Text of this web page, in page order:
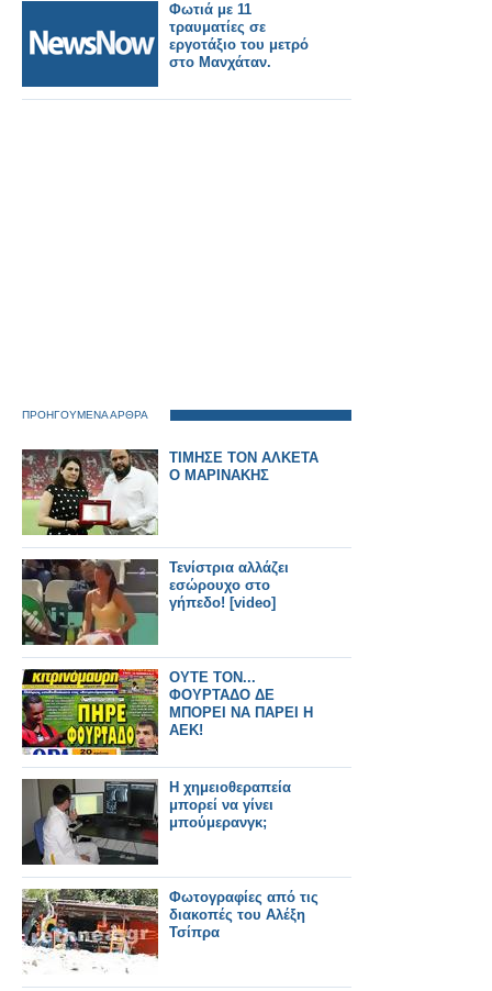
Φωτιά με 11
τραυματίες σε
εργοτάξιο του μετρό
στο Μανχάταν.
ΠΡΟΗΓΟΥΜΕΝΑ ΑΡΘΡΑ
ΤΙΜΗΣΕ ΤΟΝ ΑΛΚΕΤΑ
Ο ΜΑΡΙΝΑΚΗΣ
Τενίστρια αλλάζει
εσώρουχο στο
γήπεδο! [video]
ΟΥΤΕ ΤΟΝ...
ΦΟΥΡΤΑΔΟ ΔΕ
ΜΠΟΡΕΙ ΝΑ ΠΑΡΕΙ Η
ΑΕΚ!
Η χημειοθεραπεία
μπορεί να γίνει
μπούμερανγκ;
Φωτογραφίες από τις
διακοπές του Αλέξη
Τσίπρα